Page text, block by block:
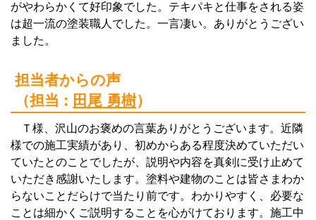
がやわらかくて好印象でした。テキパキと仕事をされる姿
は超一流の塗装職人でした。一言凄い。ありがとうござい
ました。
担当者からの声
（担当 : 田尾 勇樹）
Ｔ様、沢山のお褒めの言葉ありがとうございます。近隣
様での施工実績があり、初めからある程度決めていただい
ていたとのことでしたが、説明や内容を真剣に受け止めて
いただき感謝いたします。塗料や建物のことは皆さまわか
らないことだらけで当たり前です。わかりやすく、必要な
ことは細かくご説明することを心がけております。施工中